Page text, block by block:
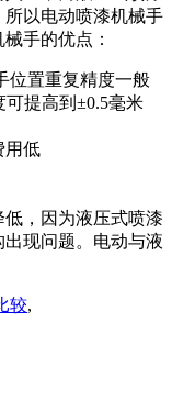
以电动喷漆机械手
手的优点：
位置重复精度一般
提高到±0.5毫米
用低
，因为液压式喷漆
现问题。电动与液
较,